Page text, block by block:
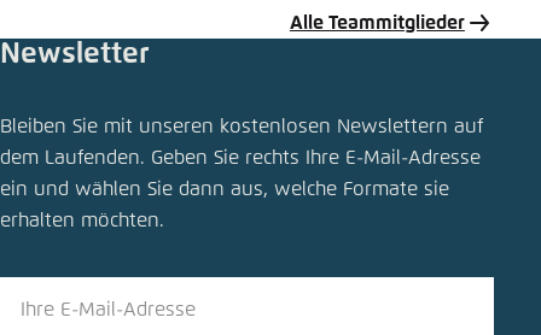
Alle Teammitglieder
Deutschland als Leitmarkt und ­Leitanbieter für
autonomen ­öffentlichen Nahverkehr
Schliessen
Newsletter
Bleiben Sie mit unseren kostenlosen Newslettern auf
dem Laufenden. Geben Sie rechts Ihre E-Mail-Adresse
ein und wählen Sie dann aus, welche Formate sie
erhalten möchten.